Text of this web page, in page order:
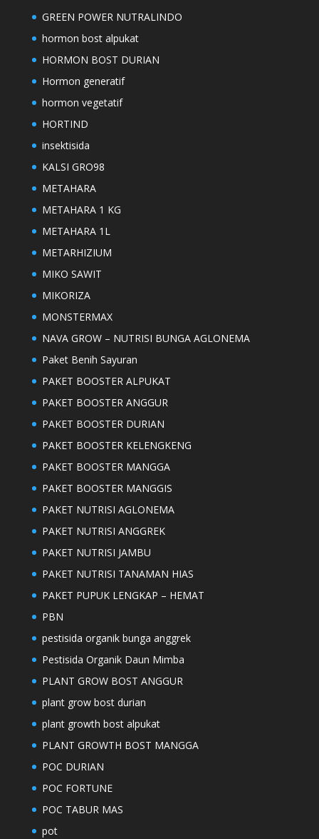
GREEN POWER NUTRALINDO
hormon bost alpukat
HORMON BOST DURIAN
Hormon generatif
hormon vegetatif
HORTIND
insektisida
KALSI GRO98
METAHARA
METAHARA 1 KG
METAHARA 1L
METARHIZIUM
MIKO SAWIT
MIKORIZA
MONSTERMAX
NAVA GROW – NUTRISI BUNGA AGLONEMA
Paket Benih Sayuran
PAKET BOOSTER ALPUKAT
PAKET BOOSTER ANGGUR
PAKET BOOSTER DURIAN
PAKET BOOSTER KELENGKENG
PAKET BOOSTER MANGGA
PAKET BOOSTER MANGGIS
PAKET NUTRISI AGLONEMA
PAKET NUTRISI ANGGREK
PAKET NUTRISI JAMBU
PAKET NUTRISI TANAMAN HIAS
PAKET PUPUK LENGKAP – HEMAT
PBN
pestisida organik bunga anggrek
Pestisida Organik Daun Mimba
PLANT GROW BOST ANGGUR
plant grow bost durian
plant growth bost alpukat
PLANT GROWTH BOST MANGGA
POC DURIAN
POC FORTUNE
POC TABUR MAS
pot